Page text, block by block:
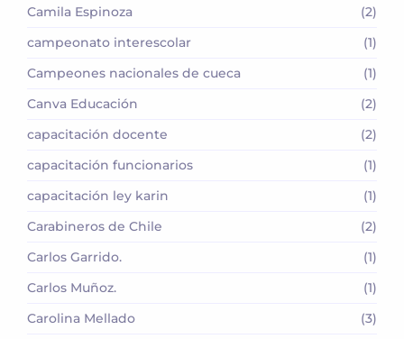
Camila Espinoza
(2)
campeonato interescolar
(1)
Campeones nacionales de cueca
(1)
Canva Educación
(2)
capacitación docente
(2)
capacitación funcionarios
(1)
capacitación ley karin
(1)
Carabineros de Chile
(2)
Carlos Garrido.
(1)
Carlos Muñoz.
(1)
Carolina Mellado
(3)